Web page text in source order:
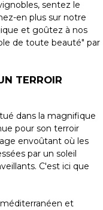
sentez le
en plus sur notre
et goûtez à nos
de toute beauté" par
TERROIR
dans la magnifique
pour son terroir
envoûtant où les
par un soleil
C'est ici que
et